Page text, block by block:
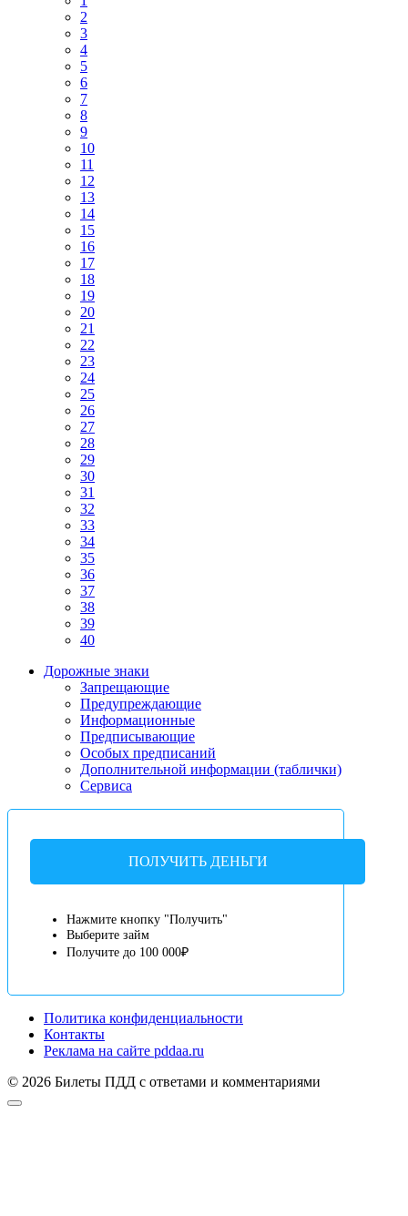
2
3
4
5
6
7
8
9
10
11
12
13
14
15
16
17
18
19
20
21
22
23
24
25
26
27
28
29
30
31
32
33
34
35
36
37
38
39
40
Дорожные знаки
Запрещающие
Предупреждающие
Информационные
Предписывающие
Особых предписаний
Дополнительной информации (таблички)
Сервиса
ПОЛУЧИТЬ ДЕНЬГИ
Нажмите кнопку "Получить"
Выберите займ
Получите до 100 000₽
Политика конфиденциальности
Контакты
Реклама на сайте pddaa.ru
© 2026 Билеты ПДД с ответами и комментариями